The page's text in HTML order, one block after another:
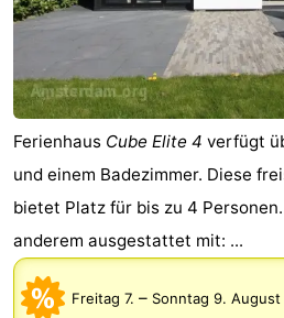
Ferienhaus Cube Elite 4 verfügt
und einem Badezimmer. Diese
bietet Platz für bis zu 4
anderem ausgestattet mit: ...
Freitag 7. – Sonntag 9.